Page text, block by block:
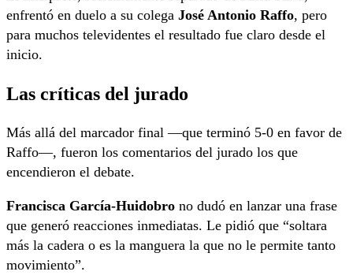
enfrentó en duelo a su colega José Antonio Raffo, pero
para muchos televidentes el resultado fue claro desde el
inicio.
Las críticas del jurado
Más allá del marcador final —que terminó 5-0 en favor de
Raffo—, fueron los comentarios del jurado los que
encendieron el debate.
Francisca García-Huidobro no dudó en lanzar una frase
que generó reacciones inmediatas. Le pidió que “soltara
más la cadera o es la manguera la que no le permite tanto
movimiento”.